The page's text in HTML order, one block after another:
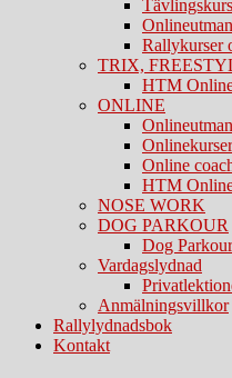
Rallykurser
TRIX,
HTM
ONLINE
Onlinekurser
Online
HTM
NOSE WORK
DOG PARKOUR
Dog
Vardagslydnad
Anmälningsvillkor
Rallylydnadsbok
Kontakt